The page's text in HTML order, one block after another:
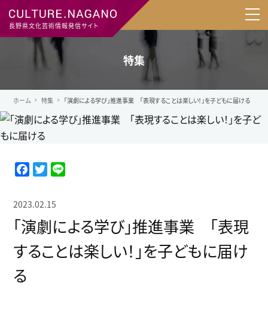
長野県文化芸術情報発信サイト
特集
ホーム 特集 「演劇による学び」推進事業 「表現することは楽しい！」を子どもに届ける
F
c
e
b
o
T
i
t
t
r
2023.02.15
「演劇による学び」推進事業 「表現
することは楽しい！」を子どもに届け
る